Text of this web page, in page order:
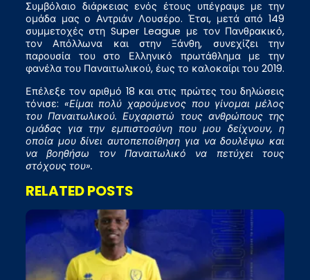
Συμβόλαιο διάρκειας ενός έτους υπέγραψε με την
ομάδα μας ο Αντριάν Λουσέρο. Έτσι, μετά από 149
συμμετοχές στη Super League με τον Πανθρακικό,
τον Απόλλωνα και στην Ξάνθη, συνεχίζει την
παρουσία του στο Ελληνικό πρωτάθλημα με την
φανέλα του Παναιτωλικού, έως το καλοκαίρι του 2019.
Επέλεξε τον αριθμό 18 και στις πρώτες του δηλώσεις
τόνισε: «Είμαι πολύ χαρούμενος που γίνομαι μέλος
του Παναιτωλικού. Ευχαριστώ τους ανθρώπους της
ομάδας για την εμπιστοσύνη που μου δείχνουν, η
οποία μου δίνει αυτοπεποίθηση για να δουλέψω και
να βοηθήσω τον Παναιτωλικό να πετύχει τους
στόχους του».
RELATED POSTS